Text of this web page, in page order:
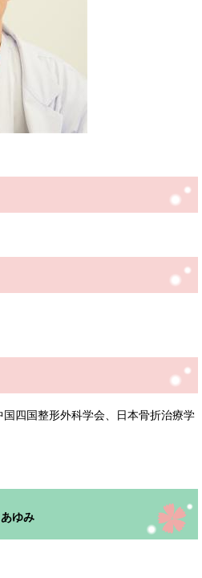
四国整形外科学会、日本骨折治療学
ゆみ